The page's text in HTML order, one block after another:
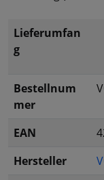
Lieferumfan
g
Bestellnum
mer
EAN
Hersteller